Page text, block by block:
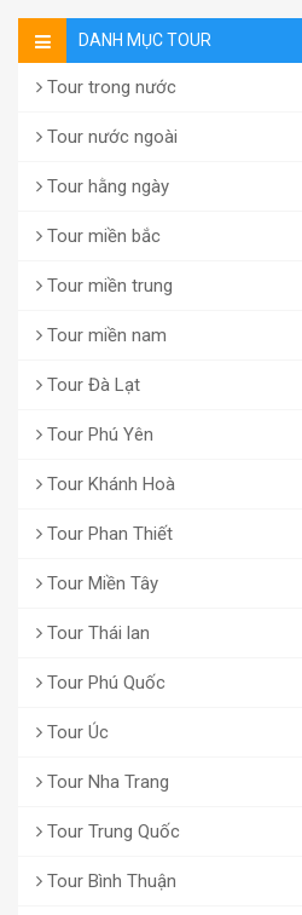
DANH MỤC TOUR
Tour trong nước
Tour nước ngoài
Tour hằng ngày
Tour miền bắc
Tour miền trung
Tour miền nam
Tour Đà Lạt
Tour Phú Yên
Tour Khánh Hoà
Tour Phan Thiết
Tour Miền Tây
Tour Thái lan
Tour Phú Quốc
Tour Úc
Tour Nha Trang
Tour Trung Quốc
Tour Bình Thuận